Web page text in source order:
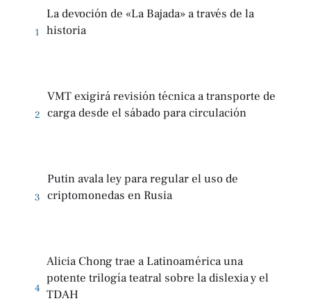
1
La devoción de «La Bajada» a través de la
historia
2
VMT exigirá revisión técnica a transporte de
carga desde el sábado para circulación
3
Putin avala ley para regular el uso de
criptomonedas en Rusia
4
Alicia Chong trae a Latinoamérica una
potente trilogía teatral sobre la dislexia y el
TDAH